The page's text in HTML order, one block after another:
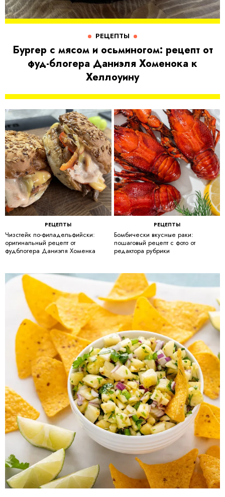
РЕЦЕПТЫ
Бургер с мясом и осьминогом: рецепт от
фуд-блогера Даниэля Хоменока к
Хеллоуину
РЕЦЕПТЫ
Чизстейк по-филадельфийски:
оригинальный рецепт от
фудблогера Даниэля Хоменка
РЕЦЕПТЫ
Бомбически вкусные раки:
пошаговый рецепт с фото от
редактора рубрики